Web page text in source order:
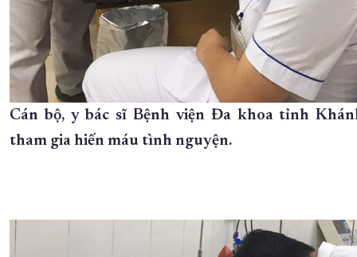
Cán bộ, y bác sĩ Bệnh viện Đa khoa tỉnh
tham gia hiến máu tình nguyện.